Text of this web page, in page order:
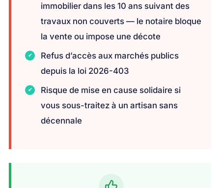
immobilier dans les 10 ans suivant des
travaux non couverts — le notaire bloque
la vente ou impose une décote
Refus d’accès aux marchés publics
depuis la loi 2026-403
Risque de mise en cause solidaire si
vous sous-traitez à un artisan sans
décennale